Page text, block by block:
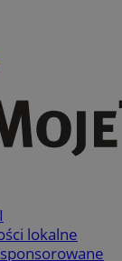
lokalne